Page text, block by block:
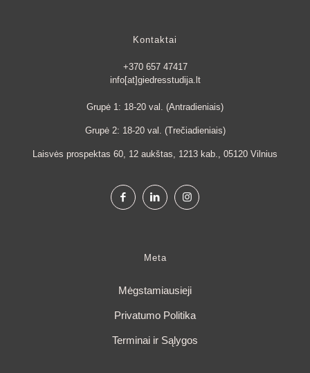
Kontaktai
+370 657 47417
info[at]giedresstudija.lt
Grupė 1: 18-20 val. (Antradieniais)
Grupė 2: 18-20 val. (Trečiadieniais)
Laisvės prospektas 60, 12 aukštas, 1213 kab., 05120 Vilnius
Meta
Mėgstamiausieji
Privatumo Politika
Terminai ir Sąlygos